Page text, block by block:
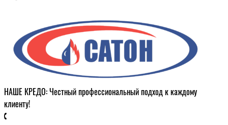
НАШЕ КРЕДО: Честный профессиональный подход к каждому
клиенту!